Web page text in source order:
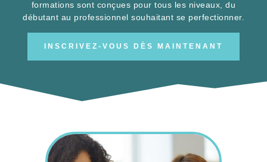
formations sont conçues pour tous les niveaux, du
débutant au professionnel souhaitant se perfectionner.
INSCRIVEZ-VOUS DÈS MAINTENANT